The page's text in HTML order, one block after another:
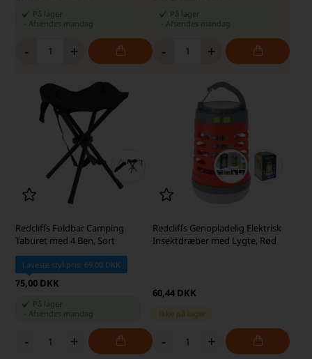
På lager
Afsendes mandag
- +
På lager
Afsendes mandag
- +
Redcliffs Foldbar Camping
Taburet med 4 Ben, Sort
Laveste stykpris: 69,00 DKK
75,00 DKK
På lager
-Afsendes mandag
- +
Redcliffs Genopladelig Elektrisk
Insektdræber med Lygte, Rød
60,44 DKK
Ikke på lager
- +